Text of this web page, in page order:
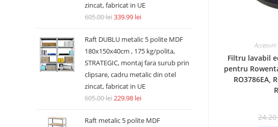
Filtru lavabil
pentru
RO3786EA,
24.20
zincat, fabricat in UE
605.00lei339.99 lei
Raft DUBLU metalic 5 polite MDF
180x150x40cm , 175 kg/polita,
STRATEGIC, montaj fara surub prin
clipsare, cadru metalic din otel
zincat, fabricat in UE
605.00lei229.98 lei
Raft metalic 5 polite MDF